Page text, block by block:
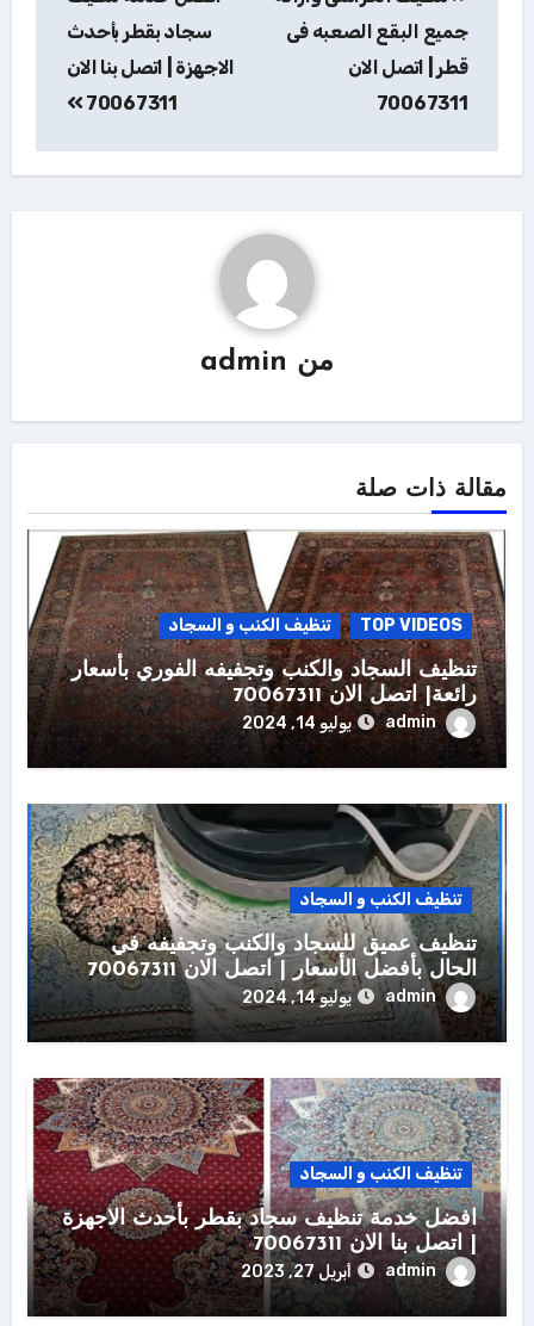
المقالات
جميع البقع الصعبه فى
قطر | اتصل الان
70067311
سجاد بقطر بأحدث
الاجهزة | اتصل بنا الان
70067311
من admin
مقالة ذات صلة
TOP VIDEOS تنظيف الكنب و السجاد
تنظيف السجاد والكنب وتجفيفه الفوري بأسعار
رائعة| اتصل الان 70067311
admin يوليو 14, 2024
تنظيف الكنب و السجاد
تنظيف عميق للسجاد والكنب وتجفيفه في
الحال بأفضل الأسعار | اتصل الان 70067311
admin يوليو 14, 2024
تنظيف الكنب و السجاد
افضل خدمة تنظيف سجاد بقطر بأحدث الاجهزة
| اتصل بنا الان 70067311
admin أبريل 27, 2023